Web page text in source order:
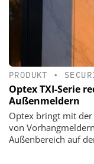
PRODUKT •
Optex TXI-Serie
Außenmeldern
Optex bringt mit der
von
Außenbereich auf